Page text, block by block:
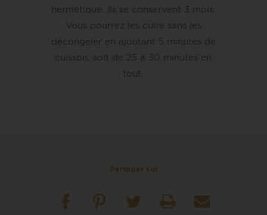
hermétique. Ils se conservent 3 mois.
Vous pourrez les cuire sans les
décongeler en ajoutant 5 minutes de
cuisson, soit de 25 à 30 minutes en
tout.
Partager sur